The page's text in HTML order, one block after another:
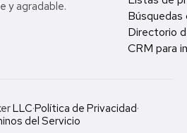
y agradable.
Búsquedas
Directorio
CRM para
LLC·Política de Privacidad·
del Servicio